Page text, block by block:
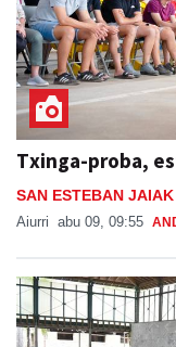
Txinga-proba,
SAN ESTEBAN
Aiurri abu 09, 09:55